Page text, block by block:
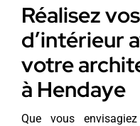
Réalisez
d’intérieur
votre
à Hendaye
Que vous envisagiez